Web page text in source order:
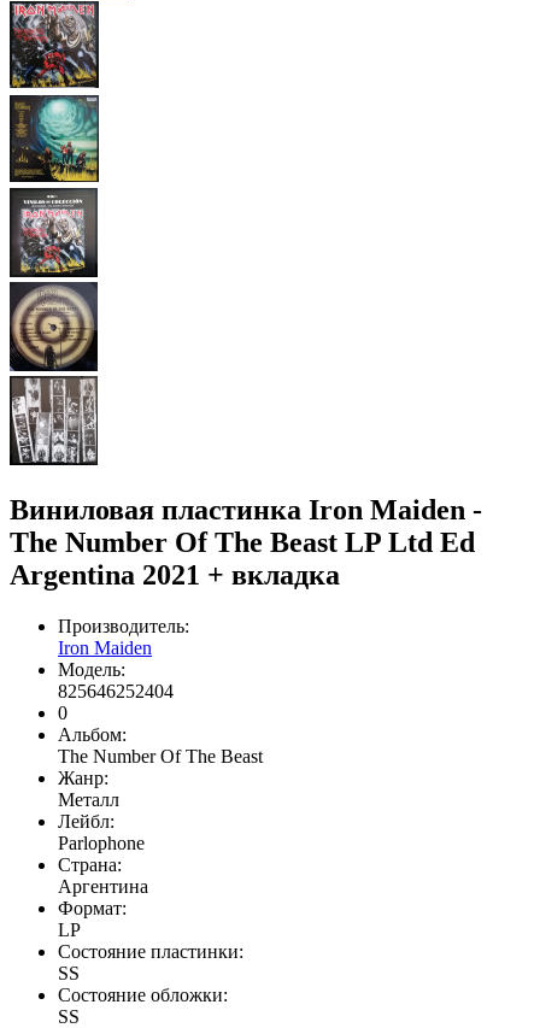
Виниловая пластинка Iron Maiden -
The Number Of The Beast LP Ltd Ed
Argentina 2021 + вкладка
Производитель:
Iron Maiden
Модель:
825646252404
0
Альбом:
The Number Of The Beast
Жанр:
Meталл
Лейбл:
Parlophone
Страна:
Аргентина
Формат:
LP
Состояние пластинки:
SS
Состояние обложки:
SS